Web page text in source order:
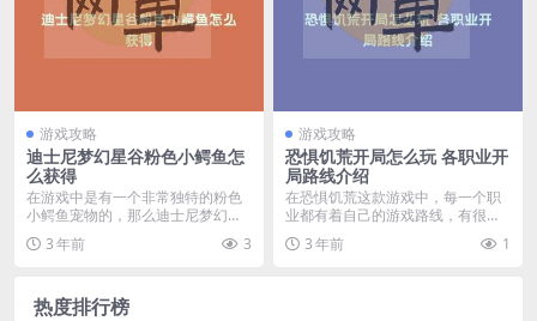
游戏攻略
迪士尼梦幻星谷粉色小鳄鱼怎
么获得
在游戏中是有一个非常独特的粉色
小鳄鱼宠物的，那么迪士尼梦幻星
谷粉色小鳄鱼怎么获得...
3 年前 3
游戏攻略
恐惧饥荒开局怎么玩 各职业开
局路线介绍
在恐惧饥荒这款游戏中，每一个职
业都有着自己的游戏路线，有很多
小伙伴在第一天的时候...
3 年前 1
热度排行榜